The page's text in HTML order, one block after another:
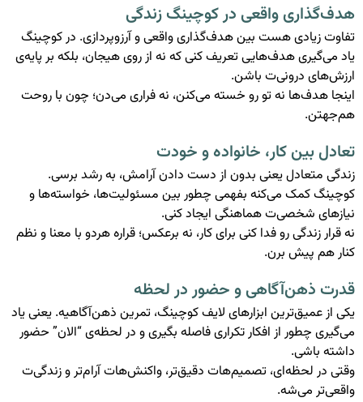
هدف‌گذاری واقعی در کوچینگ زندگی
تفاوت زیادی هست بین هدف‌گذاری واقعی و آرزوپردازی. در کوچینگ
یاد می‌گیری هدف‌هایی تعریف کنی که نه از روی هیجان، بلکه بر پایه‌ی
ارزش‌های درونی‌ت باشن.
اینجا هدف‌ها نه تو رو خسته می‌کنن، نه فراری می‌دن؛ چون با روحت
هم‌جهتن.
تعادل بین کار، خانواده و خودت
زندگی متعادل یعنی بدون از دست دادن آرامش، به رشد برسی.
کوچینگ کمک می‌کنه بفهمی چطور بین مسئولیت‌ها، خواسته‌ها و
نیازهای شخصی‌ت هماهنگی ایجاد کنی.
نه قرار زندگی رو فدا کنی برای کار، نه برعکس؛ قراره هردو با معنا و نظم
کنار هم پیش برن.
قدرت ذهن‌آگاهی و حضور در لحظه
یکی از عمیق‌ترین ابزارهای لایف کوچینگ، تمرین ذهن‌آگاهیه. یعنی یاد
می‌گیری چطور از افکار تکراری فاصله بگیری و در لحظه‌ی “الان” حضور
داشته باشی.
وقتی در لحظه‌ای، تصمیم‌هات دقیق‌تر، واکنش‌هات آرام‌تر و زندگی‌ت
واقعی‌تر می‌شه.